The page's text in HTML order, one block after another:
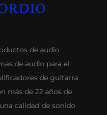
de audio
de audio para el
de guitarra
más de 22 años de
calidad de sonido